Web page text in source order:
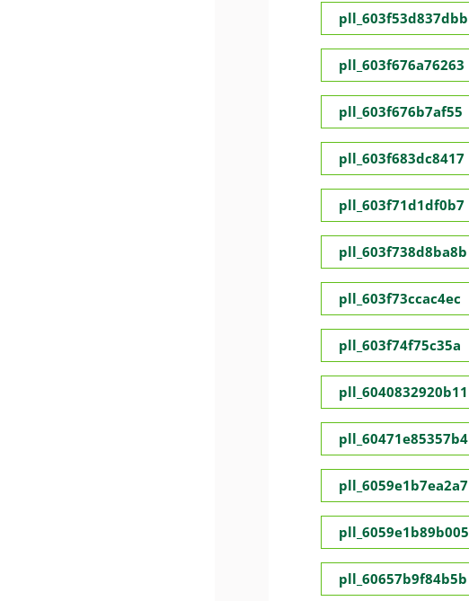
pll_603f53d837dbb
pll_603f676a76263
pll_603f676b7af55
pll_603f683dc8417
pll_603f71d1df0b7
pll_603f738d8ba8b
pll_603f73ccac4ec
pll_603f74f75c35a
pll_6040832920b11
pll_60471e85357b4
pll_6059e1b7ea2a7
pll_6059e1b89b005
pll_60657b9f84b5b